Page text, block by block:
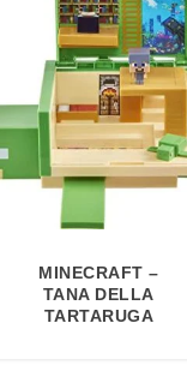
MINECRAFT –
TANA DELLA
TARTARUGA